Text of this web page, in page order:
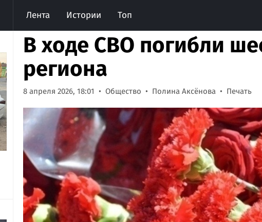
Лента Истории Топ
В ходе СВО погибли
региона
8 апреля 2026, 18:01 Общество Полина Аксёнова Печать